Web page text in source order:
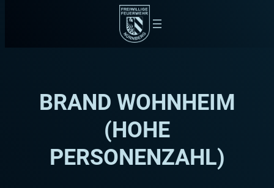
BRAND WOHNHEIM
(HOHE
PERSONENZAHL)